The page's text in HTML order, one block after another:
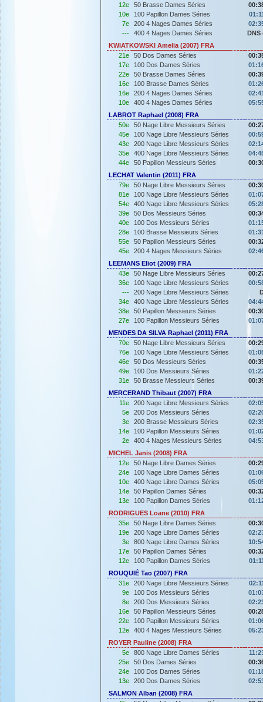
12e
50 Brasse Dames Séries
10e
100 Papillon Dames Séries
7e
200 4 Nages Dames Séries
---
400 4 Nages Dames Séries
DNS
KWIATKOWSKI Amelia (2007) FRA
21e
50 Dos Dames Séries
17e
100 Dos Dames Séries
22e
50 Brasse Dames Séries
16e
100 Brasse Dames Séries
16e
200 4 Nages Dames Séries
10e
400 4 Nages Dames Séries
LABROT Raphael (2008) FRA
50e
50 Nage Libre Messieurs Séries
45e
100 Nage Libre Messieurs Séries
43e
200 Nage Libre Messieurs Séries
35e
400 Nage Libre Messieurs Séries
44e
50 Papillon Messieurs Séries
LECHAT Valentin (2011) FRA
79e
50 Nage Libre Messieurs Séries
81e
100 Nage Libre Messieurs Séries
54e
400 Nage Libre Messieurs Séries
39e
50 Dos Messieurs Séries
40e
100 Dos Messieurs Séries
28e
100 Brasse Messieurs Séries
55e
50 Papillon Messieurs Séries
45e
200 4 Nages Messieurs Séries
LEEMANS Eliot (2009) FRA
43e
50 Nage Libre Messieurs Séries
36e
100 Nage Libre Messieurs Séries
---
200 Nage Libre Messieurs Séries
34e
400 Nage Libre Messieurs Séries
38e
50 Papillon Messieurs Séries
27e
100 Papillon Messieurs Séries
MENDES DA SILVA Raphael (2011) FRA
70e
50 Nage Libre Messieurs Séries
76e
100 Nage Libre Messieurs Séries
46e
50 Dos Messieurs Séries
49e
100 Dos Messieurs Séries
31e
50 Brasse Messieurs Séries
MERCERAND Thibaut (2007) FRA
11e
200 Nage Libre Messieurs Séries
5e
200 Dos Messieurs Séries
3e
200 Brasse Messieurs Séries
14e
100 Papillon Messieurs Séries
2e
400 4 Nages Messieurs Séries
MICHEL Janis (2008) FRA
12e
50 Nage Libre Dames Séries
24e
100 Nage Libre Dames Séries
10e
400 Nage Libre Dames Séries
14e
50 Papillon Dames Séries
13e
100 Papillon Dames Séries
RODRIGUES Loane (2010) FRA
35e
50 Nage Libre Dames Séries
19e
200 Nage Libre Dames Séries
3e
800 Nage Libre Dames Séries
17e
50 Papillon Dames Séries
12e
100 Papillon Dames Séries
ROUQUIÉ Tao (2007) FRA
31e
200 Nage Libre Messieurs Séries
9e
100 Dos Messieurs Séries
8e
200 Dos Messieurs Séries
16e
50 Papillon Messieurs Séries
22e
100 Papillon Messieurs Séries
12e
400 4 Nages Messieurs Séries
ROYER Pauline (2008) FRA
5e
800 Nage Libre Dames Séries
25e
50 Dos Dames Séries
24e
100 Dos Dames Séries
13e
200 Dos Dames Séries
SALMON Alban (2008) FRA